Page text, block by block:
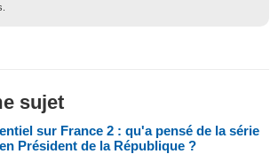
sujet
sur France 2 : qu'a pensé de la série
Président de la République ?